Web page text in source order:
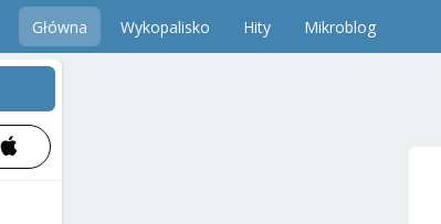
Główna Wykopalisko Hity Mikroblog